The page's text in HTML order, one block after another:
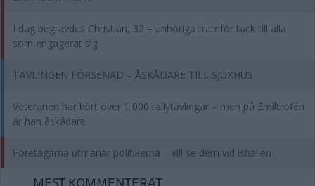
I dag begravdes Christian, 32 – anhöriga framför tack till alla
som engagerat sig
TÄVLINGEN FÖRSENAD – ÅSKÅDARE TILL SJUKHUS
Veteranen har kört över 1 000 rallytävlingar – men på Emiltrofén
är han åskådare
Företagarna utmanar politikerna – vill se dem vid ishallen